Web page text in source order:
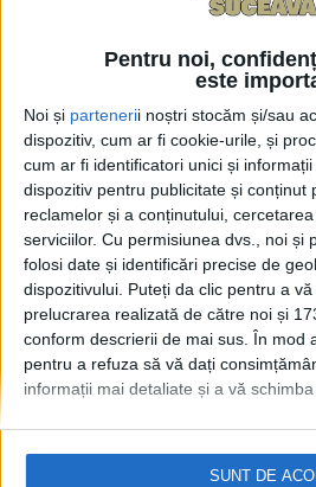
Pentru noi,
este
Noi și partenerii noștri stocăm și/sau
dispozitiv, cum ar fi cookie-urile, și
cum ar fi identificatori unici și
dispozitiv pentru publicitate și conținut
reclamelor și a conținutului,
serviciilor. Cu permisiunea dvs., noi și
folosi date și identificări precise de
dispozitivului. Puteți da clic pentru a
prelucrarea realizată de către noi și
conform descrierii de mai sus. În mod
pentru a refuza să vă dați
informații mai detaliate și a vă
SUNT DE
6
© 2020 Radio TOP Suceava 104 FM